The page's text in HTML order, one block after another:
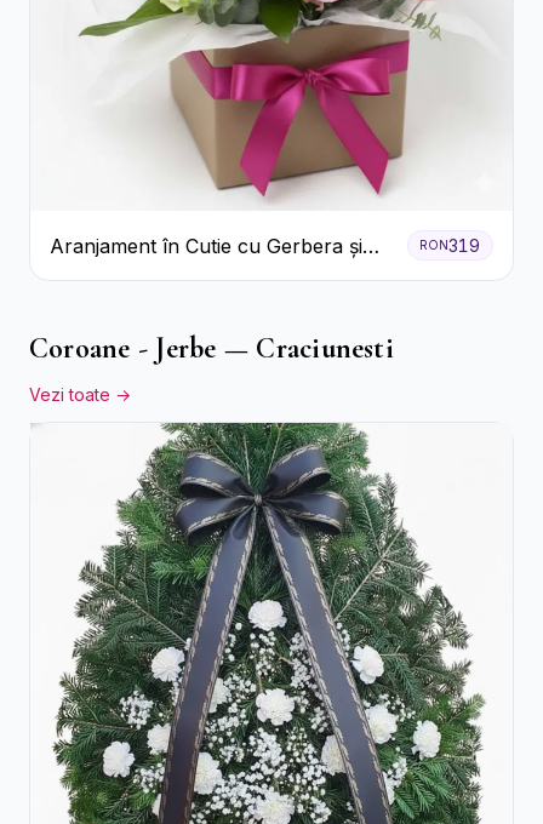
Aranjament în Cutie cu Gerbera și
Trandafiri Roz
RON319
Coroane - Jerbe — Craciunesti
Vezi toate →